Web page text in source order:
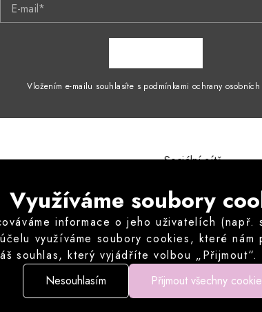
Využíváme soubory
informace o jeho uživatelích
využíváme soubory cookies, které
souhlas, který vyjádříte volbou
můžete volitelné cookies odmítnout.
Nesouhlasím Přijmout všechny
E-mail*
Vložením e-mailu souhlasíte s podmínkami ochrany
údajů
od kupní smlouvy
odstoupit od kupní smlouvy
otázky
Sociální sítě